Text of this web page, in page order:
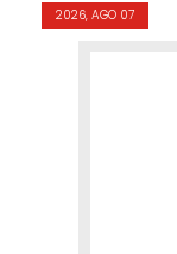
2026, AGO 07